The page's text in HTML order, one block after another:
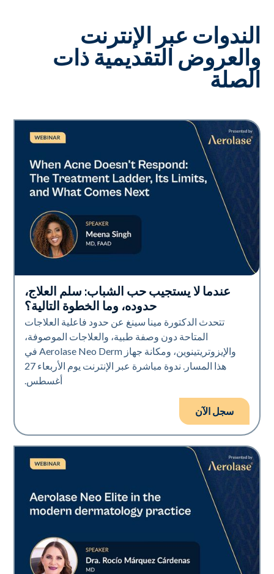
الندوات عبر الإنترنت
والعروض التقديمية ذات
الصلة
Neo Elite
عندما لا يستجيب حب الشباب: سلم العلاج،
حدوده، وما الخطوة التالية؟
تتحدث الدكتورة مينا سينغ عن حدود فاعلية العلاجات
المتاحة دون وصفة طبية، والعلاجات الموصوفة،
والإيزوتريتينوين، ومكانة جهاز Aerolase Neo Derm في
هذا المسار. ندوة مباشرة عبر الإنترنت يوم الأربعاء 27
أغسطس.
سجل الآن